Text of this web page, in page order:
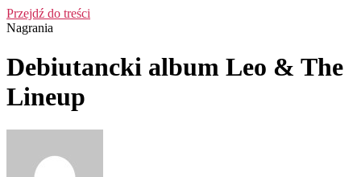
Przejdź do treści
Nagrania
Debiutancki album Leo & The
Lineup